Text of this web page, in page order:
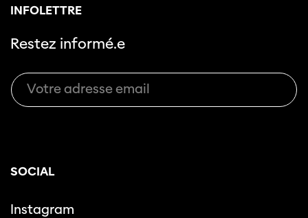
INFOLETTRE
Restez informé.e
SOCIAL
Instagram